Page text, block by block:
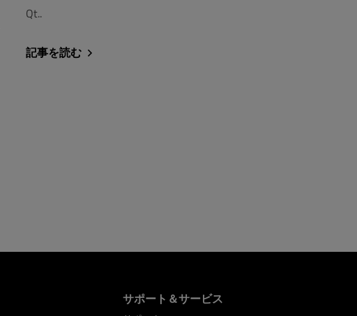
Qt..
記事を読む
サポート＆サービス